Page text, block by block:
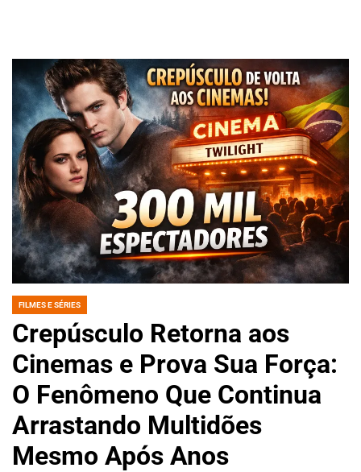
POSTED
FILMES E SÉRIES
Crepúsculo Retorna aos
Cinemas e Prova Sua Força:
O Fenômeno Que Continua
Arrastando Multidões
Mesmo Após Anos